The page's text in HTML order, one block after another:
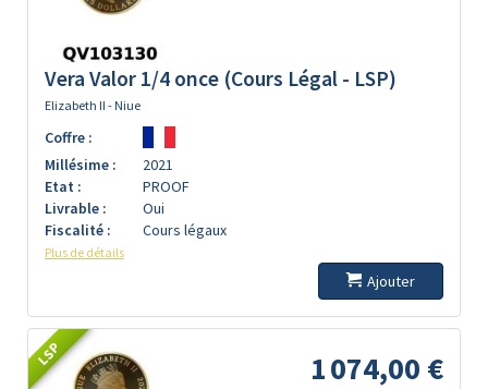
Vera Valor 1/4 once (Cours Légal - LSP)
Elizabeth II - Niue
Coffre :
Millésime :
2021
Etat :
PROOF
Livrable :
Oui
Fiscalité :
Cours légaux
Plus de détails
Ajouter
LSP 1 074,00 €